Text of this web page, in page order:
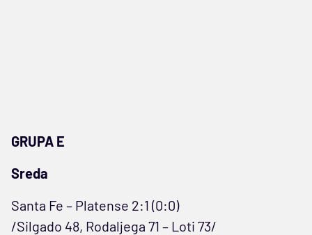
GRUPA E
Sreda
Santa Fe – Platense 2:1 (0:0)
/Silgado 48, Rodaljega 71 – Loti 73/